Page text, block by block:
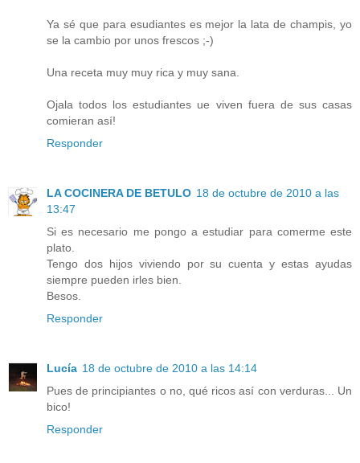
Ya sé que para esudiantes es mejor la lata de champis, yo
se la cambio por unos frescos ;-)
Una receta muy muy rica y muy sana.
Ojala todos los estudiantes ue viven fuera de sus casas
comieran así!
Responder
LA COCINERA DE BETULO 18 de octubre de 2010 a las
13:47
Si es necesario me pongo a estudiar para comerme este
plato.
Tengo dos hijos viviendo por su cuenta y estas ayudas
siempre pueden irles bien.
Besos.
Responder
Lucía 18 de octubre de 2010 a las 14:14
Pues de principiantes o no, qué ricos así con verduras... Un
bico!
Responder